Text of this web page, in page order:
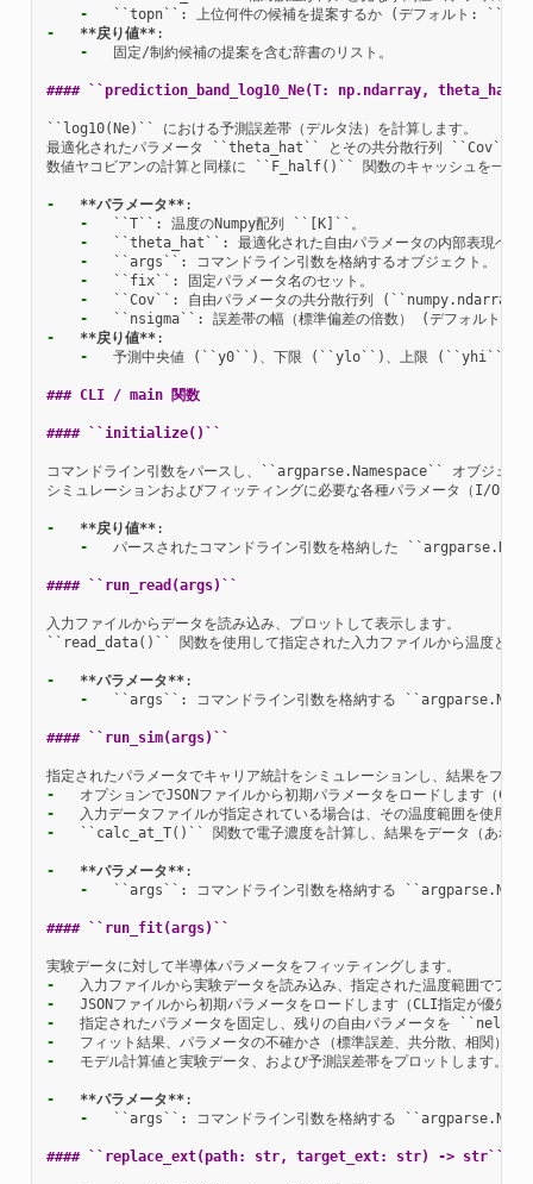
-
-
**戻り値**
-
  固定/制約候補の提案を含む辞書のリスト。
#### ``prediction_band_log10_Ne(T: np.ndarray,
``log10(Ne)`` における予測誤差帯（デルタ法）を計算します。
最適化されたパラメータ ``theta_hat`` とその共分散行列
数値ヤコビアンの計算と同様に ``F_half()`` 関数のキャッシュを一時的
- **パラメータ**
-
-
-
-
-
-
-
**戻り値**
-
予測中央値 (``y0``)、下限 (``ylo``)、上限 (``yhi``)
### CLI / main 関数
#### ``initialize()``
コマンドライン引数をパースし、``argparse.Namespace`` オブジェク
シミュレーションおよびフィッティングに必要な各種パラメータ（I/O、
- **戻り値**
-
パースされたコマンドライン引数を格納した
#### ``run_read(args)``
入力ファイルからデータを読み込み、プロットして表示します。
``read_data()`` 関数を使用して指定された入力ファイルから温度と
- **パラメータ**
-
``args``: コマンドライン引数を格納する
#### ``run_sim(args)``
-
-
-
``calc_at_T()`` 関数で電子濃度を計算し、結果をデータ（あれ
- **パラメータ**
-
``args``: コマンドライン引数を格納する
#### ``run_fit(args)``
-
-
-
-
-
  モデル計算値と実験データ、および予測誤差帯をプロットします。
- **パラメータ**
-
``args``: コマンドライン引数を格納する
#### ``replace_ext(path: str, target_ext: str) -> str``